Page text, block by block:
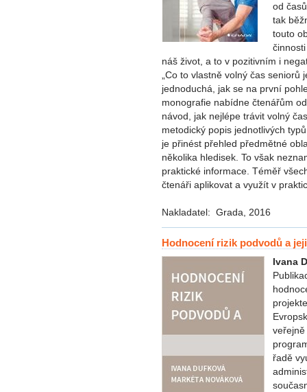
od
tak
touto
náš život, a to v pozitivním i
„Co to vlastně volný čas
jednoduchá, jak se na první
monografie nabídne čtenářům
návod, jak nejlépe trávit volný
metodický popis jednotlivých
je přinést přehled předmětné
několika hledisek. To však
praktické informace. Téměř
čtenáři aplikovat a využít v
Nakladatel: Grada, 2016
Hodnocení rizik podvodů a
Ivana
řadě